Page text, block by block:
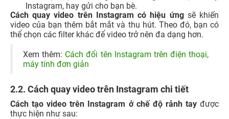
Instagram, hay gửi cho bạn bè.
Cách quay video trên Instagram có hiệu ứngsẽ khiến
video của bạn thêm bắt mắt và thu hút. Theo đó, bạn có
thể chọn các filter khác để video trở nên đa dạng hơn.
Xem thêm: Cách đổi tên Instagram trên điện thoại,
máy tính đơn giản
2.2. Cách quay video trên Instagram chi tiết
Cách tạo video trên Instagram ở chế độ rảnh tayđược
thực hiện như sau: